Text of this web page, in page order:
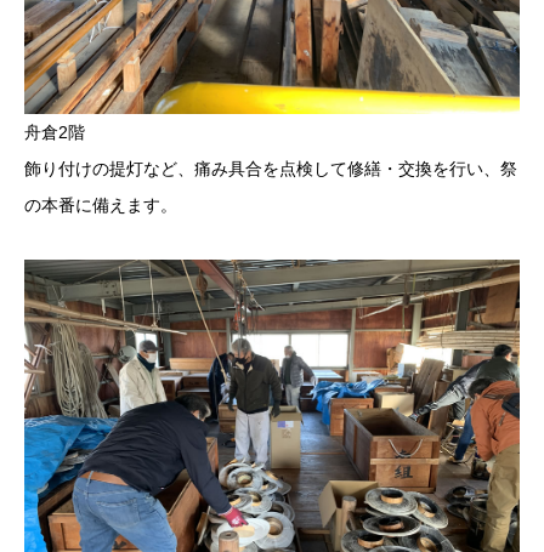
舟倉2階
飾り付けの提灯など、痛み具合を点検して修繕・交換を行い、祭
の本番に備えます。